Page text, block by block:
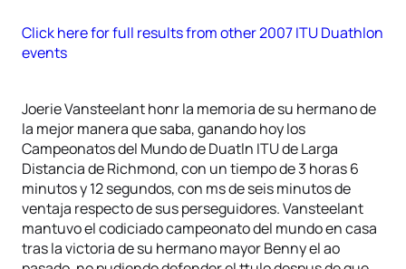
Click here for full results from other 2007 ITU Duathlon
events
Joerie Vansteelant honr la memoria de su hermano de
la mejor manera que saba, ganando hoy los
Campeonatos del Mundo de Duatln ITU de Larga
Distancia de Richmond, con un tiempo de 3 horas 6
minutos y 12 segundos, con ms de seis minutos de
ventaja respecto de sus perseguidores. Vansteelant
mantuvo el codiciado campeonato del mundo en casa
tras la victoria de su hermano mayor Benny el ao